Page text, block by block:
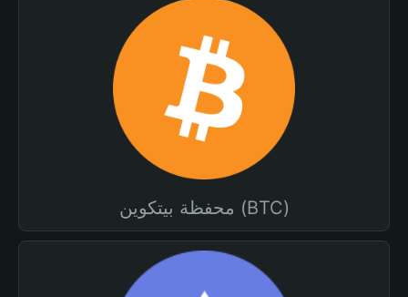
محفظة بيتكوين (BTC)